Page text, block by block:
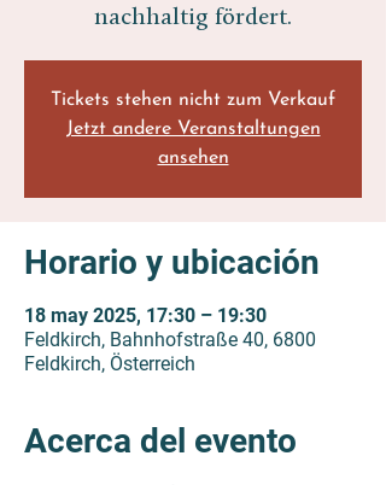
nachhaltig fördert.
Tickets stehen nicht zum Verkauf
Jetzt andere Veranstaltungen
ansehen
Horario y ubicación
18 may 2025, 17:30 – 19:30
Feldkirch, Bahnhofstraße 40, 6800
Feldkirch, Österreich
Acerca del evento